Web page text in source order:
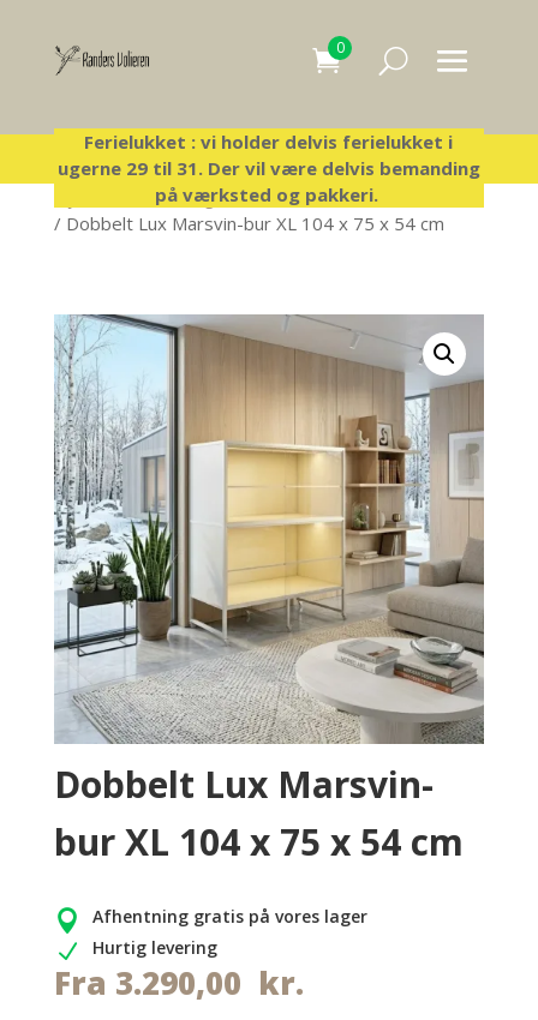
0
Ferielukket : vi holder delvis ferielukket i
ugerne 29 til 31. Der vil være delvis bemanding
på værksted og pakkeri.
Lux bure og tilbehør/Kombinerede luxbure
/ Dobbelt Lux Marsvin-bur XL 104 x 75 x 54 cm
Dobbelt Lux Marsvin-
bur XL 104 x 75 x 54 cm
 Afhentning gratis på vores lager
N Hurtig levering
Fra 3.290,00 kr.